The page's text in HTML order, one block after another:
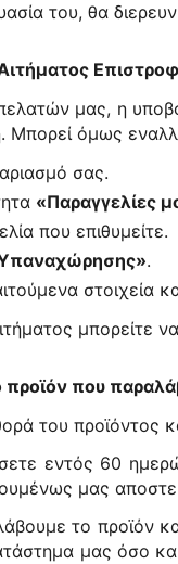
του, θα
μας, η
Μπορεί όμως
σας.
«Παραγγελίες
που επιθυμείτε.
.
στοιχεία
μπορείτε
που
του προϊόντος
εντός 60
μας
το προϊόν
μας όσο